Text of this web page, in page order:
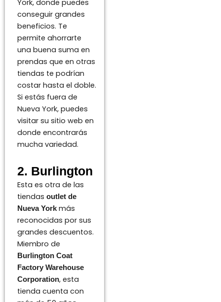
York, donde puedes
conseguir grandes
beneficios. Te
permite ahorrarte
una buena suma en
prendas que en otras
tiendas te podrían
costar hasta el doble.
Si estás fuera de
Nueva York, puedes
visitar su sitio web en
donde encontrarás
mucha variedad.
2. Burlington
Esta es otra de las
tiendas outlet de
Nueva York más
reconocidas por sus
grandes descuentos.
Miembro de
Burlington Coat
Factory Warehouse
Corporation, esta
tienda cuenta con